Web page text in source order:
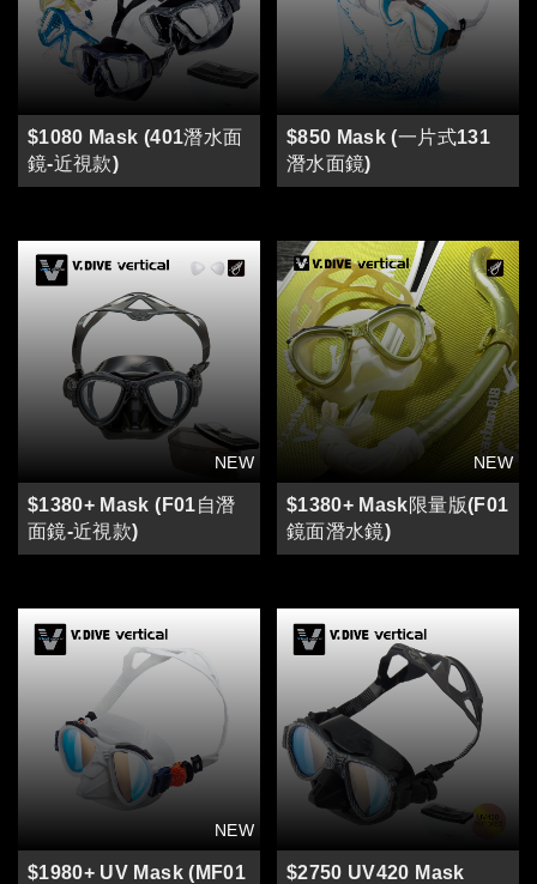
$1080 Mask (401潛水面
鏡-近視款)
$850 Mask (一片式131
潛水面鏡)
$1380+ Mask (F01自潛
面鏡-近視款)
$1380+ Mask限量版(F01
鏡面潛水鏡)
$1980+ UV Mask (MF01
$2750 UV420 Mask